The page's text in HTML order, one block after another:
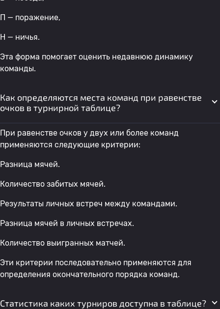
П — поражение,
Н — ничья.
Эта форма помогает оценить недавнюю динамику
команды.
Как определяются места команд при равенстве
очков в турнирной таблице?
При равенстве очков у двух или более команд
применяются следующие критерии:
Разница мячей.
Количество забитых мячей.
Результаты личных встреч между командами.
Разница мячей в личных встречах.
Количество выигранных матчей.
Эти критерии последовательно применяются для
определения окончательного порядка команд.
Статистика каких турниров доступна в таблице?